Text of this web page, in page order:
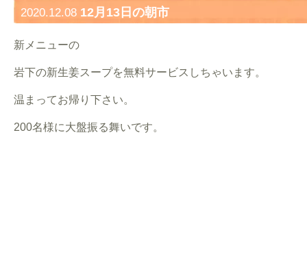
2020.12.08 12月13日の朝市
新メニューの
岩下の新生姜スープを無料サービスしちゃいます。
温まってお帰り下さい。
200名様に大盤振る舞いです。